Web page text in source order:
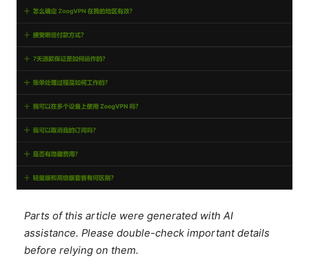
Parts of this article were generated with AI
assistance. Please double-check important details
before relying on them.